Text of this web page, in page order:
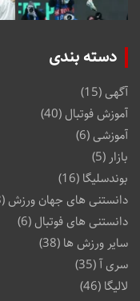
دسته بندی
آگهی(15)
آموزش فوتبال (40)
آموزشی(6)
بازار (5)
بوندسلیگا (16)
دانستنی های جهان ورزش(38)
دانستنی های فوتبال (6)
سایر ورزش ها (38)
سری آ(35)
لالیگا (46)